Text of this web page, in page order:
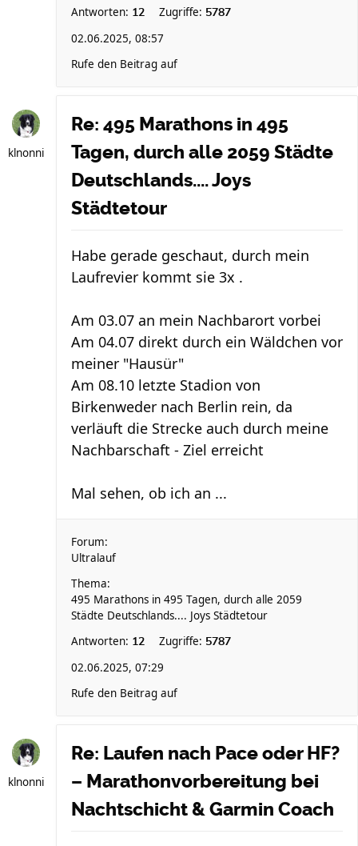
Antworten: 12 Zugriffe: 5787
02.06.2025, 08:57
Rufe den Beitrag auf
klnonni
Re: 495 Marathons in 495
Tagen, durch alle 2059 Städte
Deutschlands.... Joys
Städtetour
Habe gerade geschaut, durch mein
Laufrevier kommt sie 3x .
Am 03.07 an mein Nachbarort vorbei
Am 04.07 direkt durch ein Wäldchen vor
meiner "Hausür"
Am 08.10 letzte Stadion von
Birkenweder nach Berlin rein, da
verläuft die Strecke auch durch meine
Nachbarschaft - Ziel erreicht
Mal sehen, ob ich an ...
Forum:
Ultralauf
Thema:
495 Marathons in 495 Tagen, durch alle 2059
Städte Deutschlands.... Joys Städtetour
Antworten: 12 Zugriffe: 5787
02.06.2025, 07:29
Rufe den Beitrag auf
klnonni
Re: Laufen nach Pace oder HF?
– Marathonvorbereitung bei
Nachtschicht & Garmin Coach